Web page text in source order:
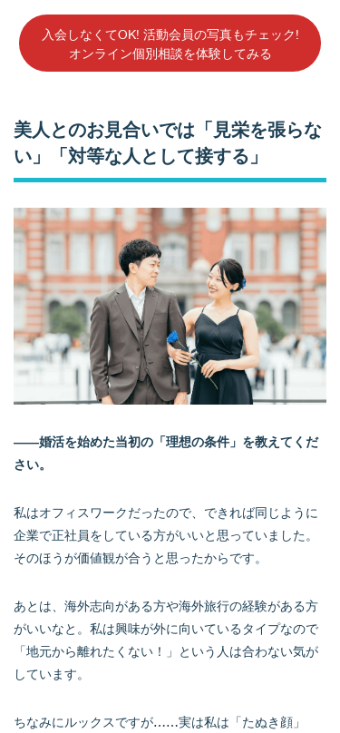
入会しなくてOK! 活動会員の写真もチェック!
オンライン個別相談を体験してみる
美人とのお見合いでは「見栄を張らな
い」「対等な人として接する」
――婚活を始めた当初の「理想の条件」を教えてくだ
さい。
私はオフィスワークだったので、できれば同じように
企業で正社員をしている方がいいと思っていました。
そのほうが価値観が合うと思ったからです。
あとは、海外志向がある方や海外旅行の経験がある方
がいいなと。私は興味が外に向いているタイプなので
「地元から離れたくない！」という人は合わない気が
しています。
ちなみにルックスですが……実は私は「たぬき顔」